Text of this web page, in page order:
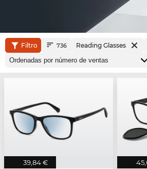
Filtro 736 Reading Glasses
39,84 €